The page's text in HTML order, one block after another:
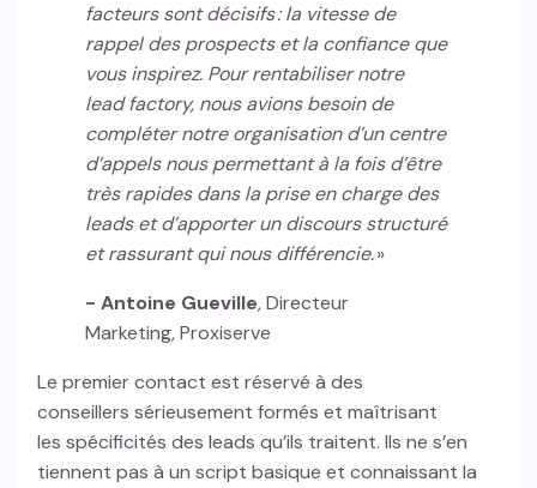
facteurs sont décisifs : la vitesse de
rappel des prospects et la confiance que
vous inspirez. Pour rentabiliser notre
lead factory, nous avions besoin de
compléter notre organisation d’un centre
d’appels nous permettant à la fois d’être
très rapides dans la prise en charge des
leads et d’apporter un discours structuré
et rassurant qui nous différencie.»
- Antoine Gueville, Directeur
Marketing, Proxiserve
Le premier contact est réservé à des
conseillers sérieusement formés et maîtrisant
les spécificités des leads qu’ils traitent. Ils ne s’en
tiennent pas à un script basique et connaissant la